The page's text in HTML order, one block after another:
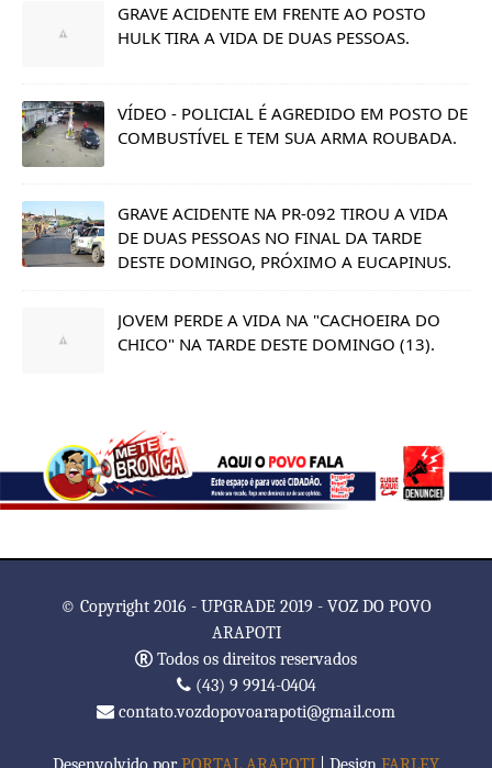
GRAVE ACIDENTE EM FRENTE AO POSTO
HULK TIRA A VIDA DE DUAS PESSOAS.
VÍDEO - POLICIAL É AGREDIDO EM POSTO DE
COMBUSTÍVEL E TEM SUA ARMA ROUBADA.
GRAVE ACIDENTE NA PR-092 TIROU A VIDA
DE DUAS PESSOAS NO FINAL DA TARDE
DESTE DOMINGO, PRÓXIMO A EUCAPINUS.
JOVEM PERDE A VIDA NA "CACHOEIRA DO
CHICO" NA TARDE DESTE DOMINGO (13).
© Copyright 2016 - UPGRADE 2019 - VOZ DO POVO
ARAPOTI
Todos os direitos reservados
(43) 9 9914-0404
contato.vozdopovoarapoti@gmail.com